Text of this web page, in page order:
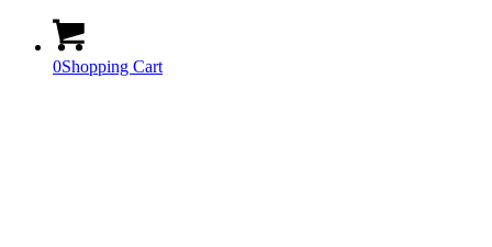
0Shopping Cart